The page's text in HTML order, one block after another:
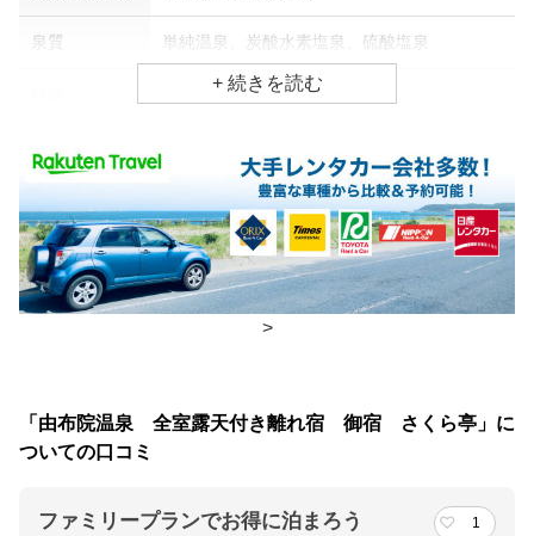
泉質 単純温泉、炭酸水素塩泉、硫酸塩泉
高血圧、皮膚病、婦人病
食事場所
朝食 個室、食事処
夕食 個室、食事処
チェックイン・チェックアウト時間
チェックアウ
ト
10:00
交通アクセス
>
「由布院温泉 全室露天付き離れ宿 御宿 さくら亭」に
ついての口コミ
ファミリープランでお得に泊まろう 1